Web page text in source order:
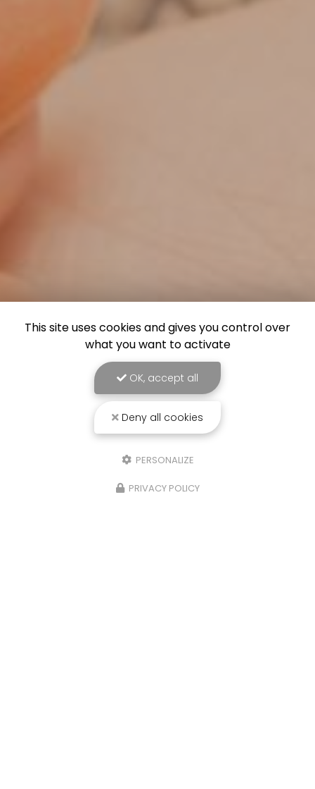
This site uses cookies and gives you control over
what you want to activate
OK, accept all
Deny all cookies
PERSONALIZE
PRIVACY POLICY